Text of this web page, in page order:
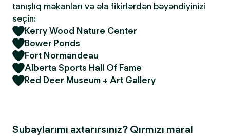
tanışlıq məkanları və əla fikirlərdən bəyəndiyinizi
seçin:
Kerry Wood Nature Center
Bower Ponds
Fort Normandeau
Alberta Sports Hall Of Fame
Red Deer Museum + Art Gallery
Subaylarımı axtarırsınız? Qırmızı maral